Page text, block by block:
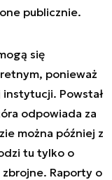
publicznie.
się
ponieważ
Powstał
odpowiada za
można później z
tu tylko o
Raporty o